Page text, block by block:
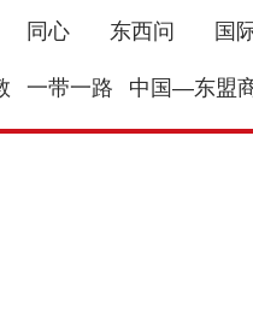
同心 东西问 国
一带一路 中国—东盟